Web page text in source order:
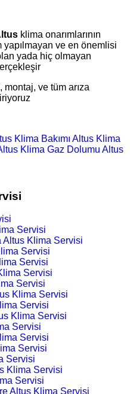
klima onarımlarının
ve en önemlisi
yada hiç olmayan
montaj, ve tüm arıza
Klima Bakımı Altus Klima
Klima Gaz Dolumu Altus
Servisi
Klima Servisi
Servisi
Servisi
Servisi
Servisi
Klima Servisi
Servisi
Klima Servisi
Servisi
Servisi
Servisi
Servisi
Klima Servisi
Servisi
Altus Klima Servisi